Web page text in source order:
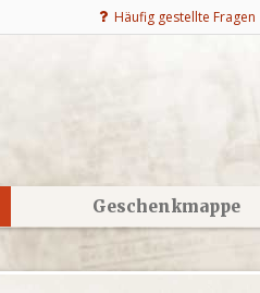
Häufig gestellte Fragen
Geschenkmappe